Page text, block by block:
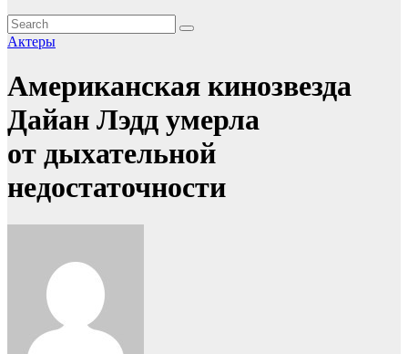
Актеры
Американская кинозвезда
Дайан Лэдд умерла
от дыхательной
недостаточности